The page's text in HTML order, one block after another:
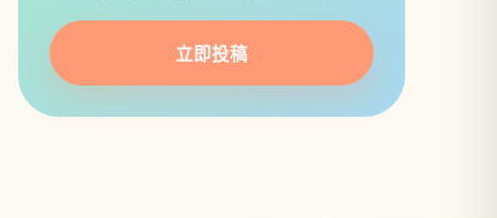
立即投稿